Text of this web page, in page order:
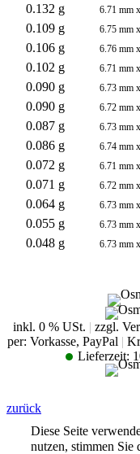
0.132 g
6.71 mm
0.109 g
6.75 mm
0.106 g
6.76 mm
0.102 g
6.71 mm
0.090 g
6.73 mm
0.090 g
6.72 mm
0.087 g
6.73 mm
0.086 g
6.74 mm
0.072 g
6.71 mm
0.071 g
6.72 mm
0.064 g
6.73 mm
0.055 g
6.73 mm
0.048 g
6.73 mm
inkl. 0 % USt. | zzgl.
per: Vorkasse, PayPal |
Lieferzeit:
zurück
Diese Seite
nutzen, stimmen Sie